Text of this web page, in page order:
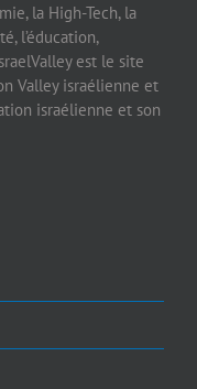
la High-Tech, la
l’éducation,
est le site
Valley israélienne et
israélienne et son